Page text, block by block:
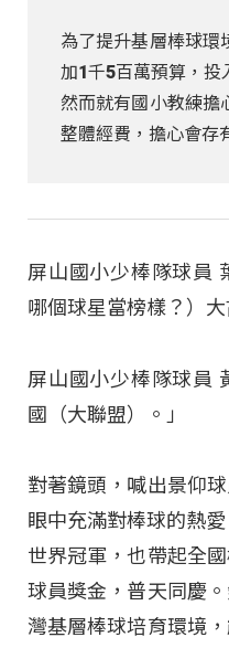
為了提升基層棒球環
加1千5百萬預算，投
然而就有國小教練擔
整體經費，擔心會存
屏山國小少棒隊球員
哪個球星當榜樣？）大
屏山國小少棒隊球員
國（大聯盟）。」
對著鏡頭，喊出景仰
眼中充滿對棒球的熱
世界冠軍，也帶起全
球員獎金，普天同慶
灣基層棒球培育環境